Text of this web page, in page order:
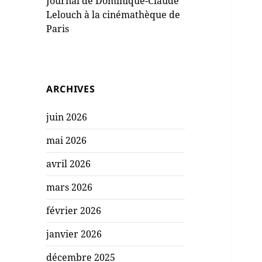
Lelouch à la cinémathèque de
Paris
ARCHIVES
juin 2026
mai 2026
avril 2026
mars 2026
février 2026
janvier 2026
décembre 2025